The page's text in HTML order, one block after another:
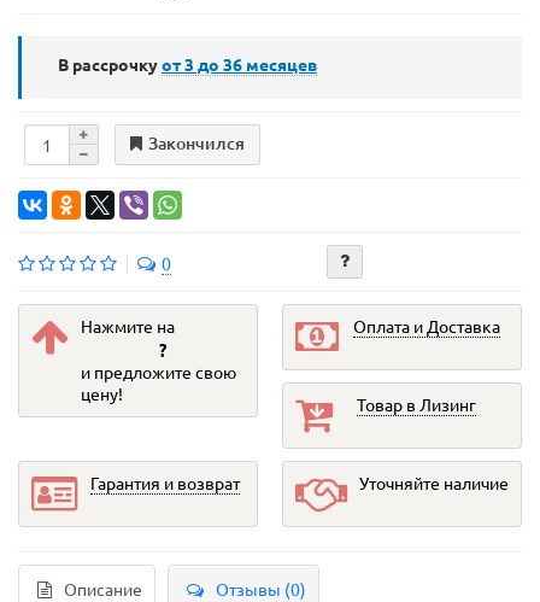
В рассрочкуот 3 до 36 месяцев
Закончился
0
Нажмите на
?
и предложите свою
цену!
Оплата и Доставка
Товар в Лизинг
Гарантия и возврат Уточняйте наличие
Описание Отзывы (0)